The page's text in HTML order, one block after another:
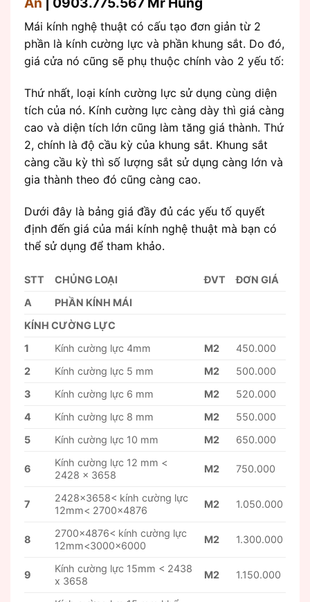
Mái kính nghệ thuật có cấu tạo đơn giản từ 2
phần là kính cường lực và phần khung sắt. Do đó,
giá cửa nó cũng sẽ phụ thuộc chính vào 2 yếu tố:
Thứ nhất, loại kính cường lực sử dụng cùng diện
tích của nó. Kính cường lực càng dày thì giá càng
cao và diện tích lớn cũng làm tăng giá thành. Thứ
2, chính là độ cầu kỳ của khung sắt. Khung sắt
càng cầu kỳ thì số lượng sắt sử dụng càng lớn và
gia thành theo đó cũng càng cao.
Dưới đây là bảng giá đầy đủ các yếu tố quyết
định đến giá của mái kính nghệ thuật mà bạn có
thể sử dụng để tham khảo.
STT CHỦNG LOẠI ĐVT
ĐƠN GIÁ
A
PHẦN KÍNH MÁI
KÍNH CƯỜNG LỰC
1
Kính cường lực 4mm M2
450.000
2
Kính cường lực 5 mm M2
500.000
3
Kính cường lực 6 mm M2
520.000
4
Kính cường lực 8 mm M2
550.000
5
Kính cường lực 10 mm M2 650.000
6
Kính cường lực 12 mm <
2428 x 3658
M2 750.000
7
2428×3658< kính cường lực
12mm< 2700×4876
M2 1.050.000
8
2700×4876< kính cường lực
12mm<3000×6000
M2 1.300.000
9
Kính cường lực 15mm < 2438
x 3658
M2 1.150.000